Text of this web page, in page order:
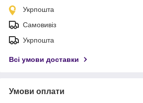
Укрпошта
Самовивіз
Укрпошта
Всі умови доставки
Умови оплати